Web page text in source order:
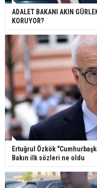
ADALET BAKANI AKIN
KORUYOR?
Ertuğrul Özkök
Bakın ilk sözleri ne oldu